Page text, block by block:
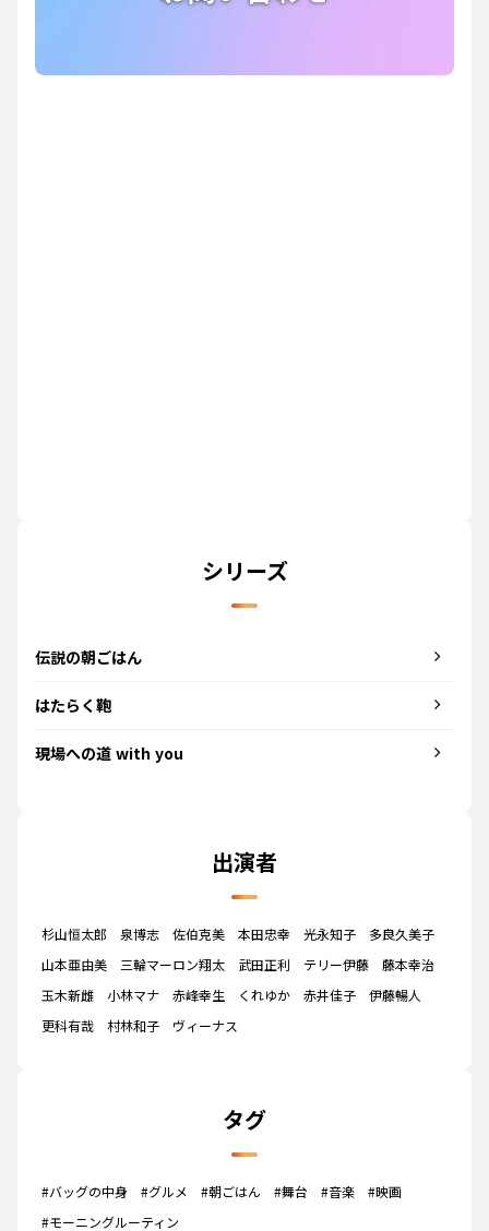
シリーズ
伝説の朝ごはん
はたらく鞄
現場への道 with you
出演者
杉山恒太郎 泉博志 佐伯克美 本田忠幸 光永知子
多良久美子
山本亜由美
三輪マーロン翔太 武田正利 テリー伊藤
藤本幸治
玉木新雌
小林マナ 赤峰幸生 くれゆか 赤井佳子
伊藤暢人
更科有哉
村林和子 ヴィーナス
タグ
#バッグの中身 #グルメ #朝ごはん #舞台 #音楽
#映画
#モーニングルーティン